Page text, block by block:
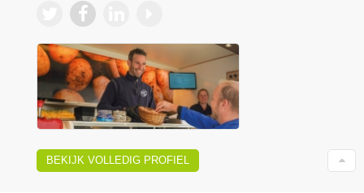
BEKIJK VOLLEDIG PROFIEL